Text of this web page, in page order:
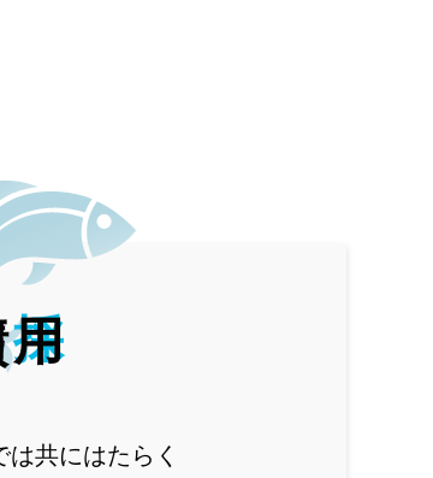
採
用
共にはたらく